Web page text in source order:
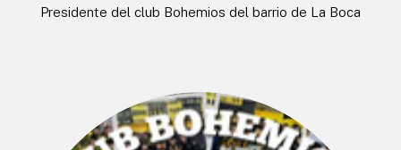
Presidente del club Bohemios del barrio de La Boca